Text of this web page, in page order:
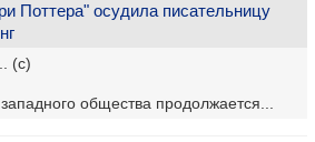
Поттера" осудила писательницу
(с)
общества продолжается...